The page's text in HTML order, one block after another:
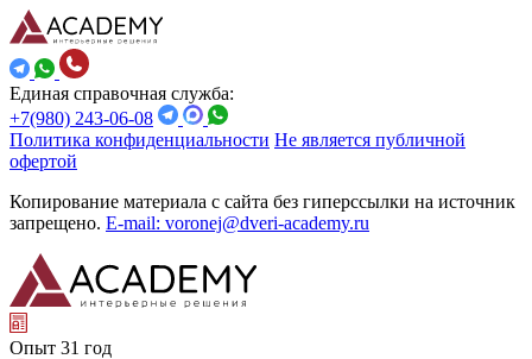
Единая справочная служба:
+7(980) 243-06-08
Политика конфиденциальности Не является публичной
офертой
Копирование материала с сайта без гиперссылки на источник
запрещено. E-mail: voronej@dveri-academy.ru
Опыт 31 год